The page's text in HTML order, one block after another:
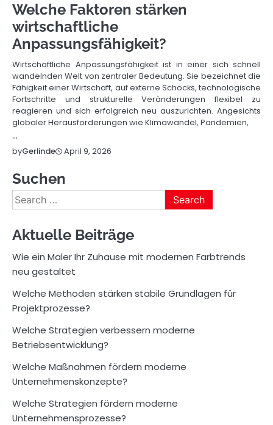
Welche Faktoren stärken
wirtschaftliche
Anpassungsfähigkeit?
Wirtschaftliche Anpassungsfähigkeit ist in einer sich schnell
wandelnden Welt von zentraler Bedeutung. Sie bezeichnet die
Fähigkeit einer Wirtschaft, auf externe Schocks, technologische
Fortschritte und strukturelle Veränderungen flexibel zu
reagieren und sich erfolgreich neu auszurichten. Angesichts
globaler Herausforderungen wie Klimawandel, Pandemien,
…
byGerlinde April 9, 2026
Suchen
Search
for:
Aktuelle Beiträge
Wie ein Maler Ihr Zuhause mit modernen Farbtrends
neu gestaltet
Welche Methoden stärken stabile Grundlagen für
Projektprozesse?
Welche Strategien verbessern moderne
Betriebsentwicklung?
Welche Maßnahmen fördern moderne
Unternehmenskonzepte?
Welche Strategien fördern moderne
Unternehmensprozesse?